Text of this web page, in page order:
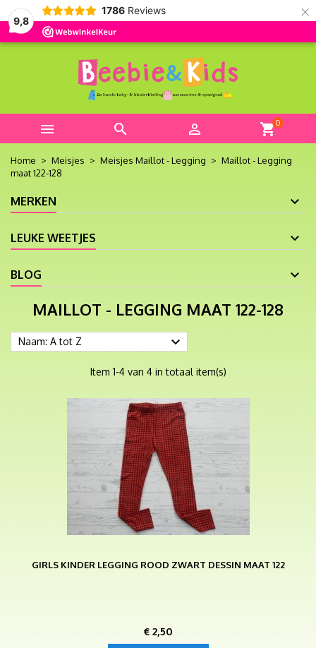
9,8
1786 Reviews ×
   shopping_cart0
Home Meisjes Meisjes Maillot - Legging
Maillot - Legging
maat 122-128
MERKEN
LEUKE WEETJES
BLOG
MAILLOT - LEGGING MAAT 122-128
Naam: A tot Z 
Item 1-4 van 4 in totaal item(s)
GIRLS KINDER LEGGING ROOD ZWART DESSIN MAAT 122
Prijs
€ 2,50